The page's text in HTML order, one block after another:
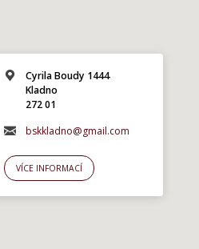
Cyrila Boudy 1444
Kladno
272 01
bskkladno@gmail.com
VÍCE INFORMACÍ